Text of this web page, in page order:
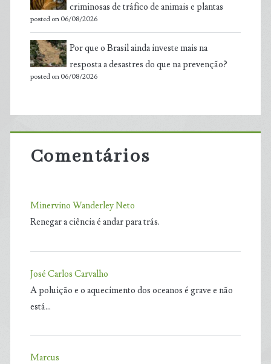
criminosas de tráfico de animais e plantas
posted on 06/08/2026
Por que o Brasil ainda investe mais na
resposta a desastres do que na prevenção?
posted on 06/08/2026
Comentários
Minervino Wanderley Neto
Renegar a ciência é andar para trás.
José Carlos Carvalho
A poluição e o aquecimento dos oceanos é grave e não
está…
Marcus